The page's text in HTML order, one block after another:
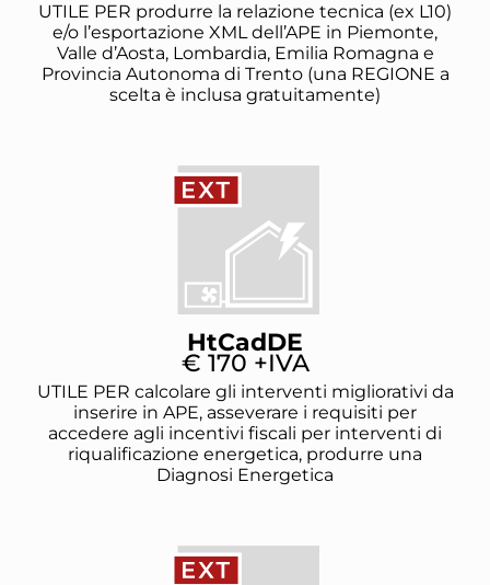
UTILE PER produrre la relazione tecnica (ex L10)
e/o l’esportazione XML dell’APE in Piemonte,
Valle d’Aosta, Lombardia, Emilia Romagna e
Provincia Autonoma di Trento (una REGIONE a
scelta è inclusa gratuitamente)
HtCadDE
€ 170 +IVA
UTILE PER calcolare gli interventi migliorativi da
inserire in APE, asseverare i requisiti per
accedere agli incentivi fiscali per interventi di
riqualificazione energetica, produrre una
Diagnosi Energetica